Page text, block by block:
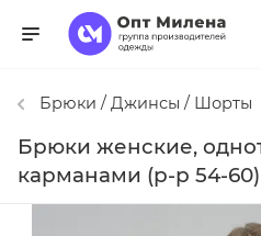
Брюки / Джинсы / Шорты
Брюки женские,
карманами (р-р 54-60)